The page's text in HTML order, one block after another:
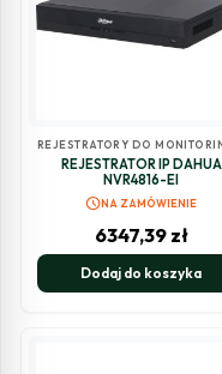
REJESTRATORY DO
REJESTRATOR IP DAHUA
NVR4816-EI
scheduleNA ZAMÓWIENIE
6347,39 zł
Dodaj do koszyka